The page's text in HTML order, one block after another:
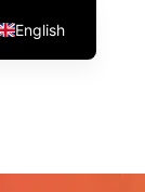
English
French